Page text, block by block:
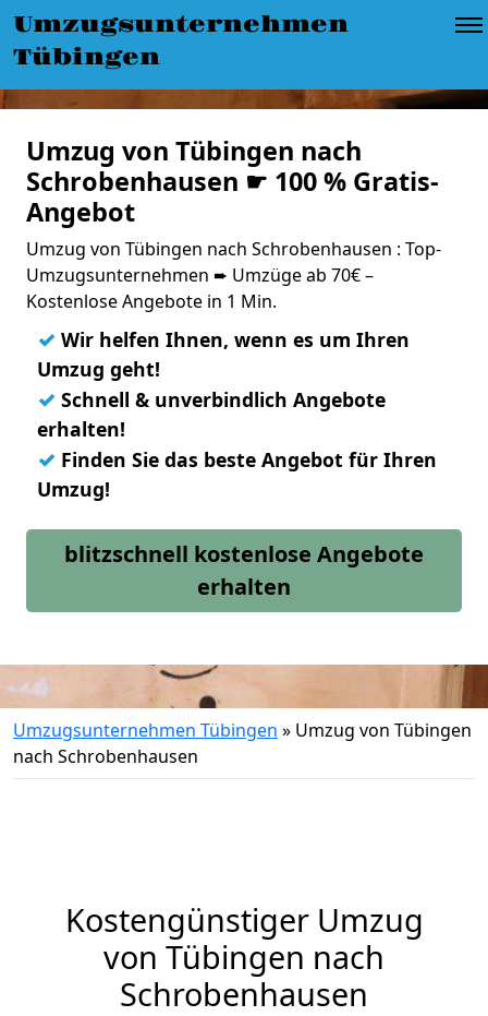
Umzugsunternehmen
Tübingen
Umzug von Tübingen nach
Schrobenhausen ☛ 100 % Gratis-
Angebot
Umzug von Tübingen nach Schrobenhausen : Top-
Umzugsunternehmen ➨ Umzüge ab 70€ –
Kostenlose Angebote in 1 Min.
✓ Wir helfen Ihnen, wenn es um Ihren
Umzug geht!
✓ Schnell & unverbindlich Angebote
erhalten!
✓ Finden Sie das beste Angebot für Ihren
Umzug!
blitzschnell kostenlose Angebote
erhalten
Umzugsunternehmen Tübingen » Umzug von Tübingen
nach Schrobenhausen
Kostengünstiger Umzug
von Tübingen nach
Schrobenhausen